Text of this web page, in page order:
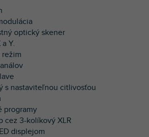
optický skener
Y.
režim
s nastaviteľnou citlivosťou
programy
cez 3-kolíkový XLR
displejom